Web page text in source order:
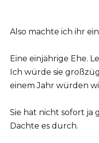
Also machte ich ihr
Eine einjährige Ehe.
Ich würde sie
einem Jahr würden
Sie hat nicht sofort ja
Dachte es durch.